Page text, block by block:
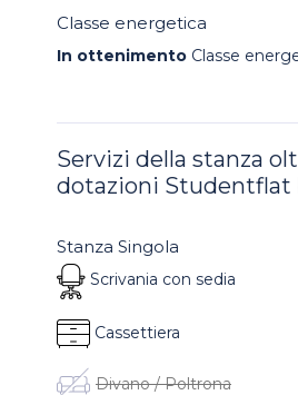
Classe energetica
In ottenimento Classe
Servizi della stanza
dotazioni Studentflat
Stanza Singola
Scrivania con sedia
Cassettiera
Divano / Poltrona